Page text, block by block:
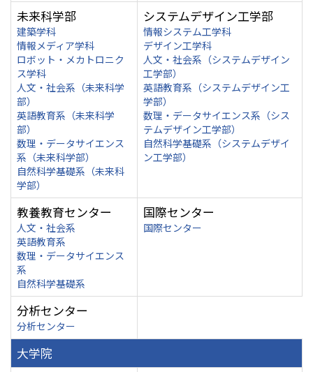
未来科学部
建築学科
情報メディア学科
ロボット・メカトロニク
ス学科
人文・社会系（未来科学
部）
英語教育系（未来科学
部）
数理・データサイエンス
系（未来科学部）
自然科学基礎系（未来科
学部）
システムデザイン工学部
情報システム工学科
デザイン工学科
人文・社会系（システムデザイン
工学部）
英語教育系（システムデザイン工
学部）
数理・データサイエンス系（シス
テムデザイン工学部）
自然科学基礎系（システムデザイ
ン工学部）
教養教育センター
人文・社会系
英語教育系
数理・データサイエンス
系
自然科学基礎系
国際センター
国際センター
分析センター
分析センター
大学院